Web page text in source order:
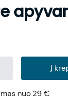
Į
nuo 29 €